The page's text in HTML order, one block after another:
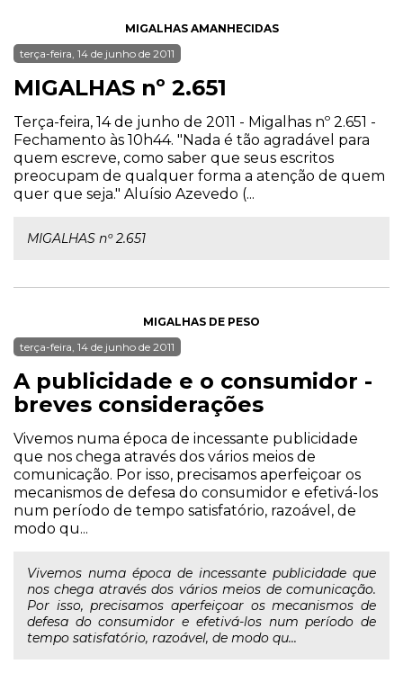
MIGALHAS AMANHECIDAS
terça-feira, 14 de junho de 2011
MIGALHAS nº 2.651
Terça-feira, 14 de junho de 2011 - Migalhas nº 2.651 -
Fechamento às 10h44. "Nada é tão agradável para
quem escreve, como saber que seus escritos
preocupam de qualquer forma a atenção de quem
quer que seja." Aluísio Azevedo (...
MIGALHAS nº 2.651
MIGALHAS DE PESO
terça-feira, 14 de junho de 2011
A publicidade e o consumidor -
breves considerações
Vivemos numa época de incessante publicidade
que nos chega através dos vários meios de
comunicação. Por isso, precisamos aperfeiçoar os
mecanismos de defesa do consumidor e efetivá-los
num período de tempo satisfatório, razoável, de
modo qu...
Vivemos numa época de incessante publicidade que
nos chega através dos vários meios de comunicação.
Por isso, precisamos aperfeiçoar os mecanismos de
defesa do consumidor e efetivá-los num período de
tempo satisfatório, razoável, de modo qu...